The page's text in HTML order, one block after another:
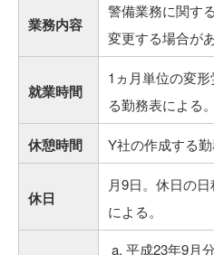
業務内容
警備業務に関す
変更する場合があ
就業時間
1ヵ月単位の変
る勤務表による。
休憩時間 Y社の作成する勤
休日
月9日。休日の
による。
平成23年9月